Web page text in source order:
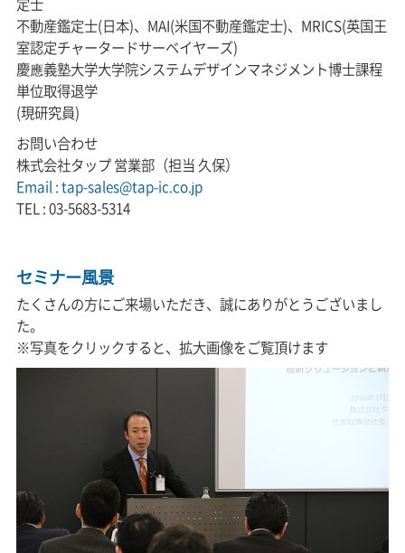
不動産鑑定士(日本)、MAI(米国不動産鑑定士)、MRICS(英国王
室認定チャータードサーベイヤーズ)
慶應義塾大学大学院システムデザインマネジメント博士課程
単位取得退学
(現研究員)
お問い合わせ
株式会社タップ 営業部（担当 久保）
Email : tap-sales@tap-ic.co.jp
TEL : 03-5683-5314
セミナー風景
たくさんの方にご来場いただき、誠にありがとうございまし
た。
※写真をクリックすると、拡大画像をご覧頂けます